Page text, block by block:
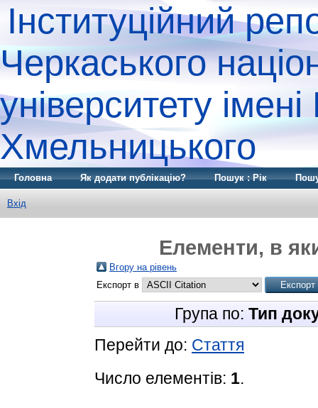
Інституційний
Черкаського
університету
Хмельницького
Головна Як додати публікацію? Пошук : Рік
Вхід
Елементи, в
Вгору на рівень
Експорт в
Група по: Тип
Перейти до: Стаття
Число елементів: 1.